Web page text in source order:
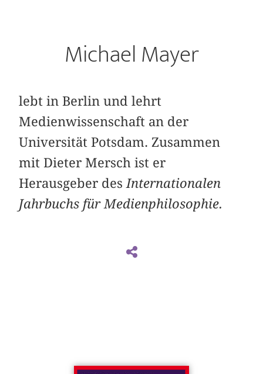
Michael Mayer
lebt in Berlin und lehrt
Medienwissenschaft an der
Universität Potsdam. Zusammen
mit Dieter Mersch ist er
Herausgeber des Internationalen
Jahrbuchs für Medienphilosophie.